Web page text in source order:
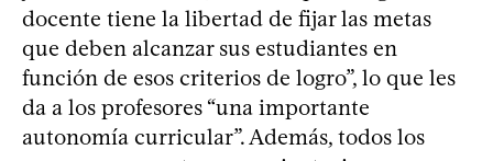
docente tiene la libertad de fijar las metas
que deben alcanzar sus estudiantes en
función de esos criterios de logro”, lo que les
da a los profesores “una importante
autonomía curricular”. Además, todos los